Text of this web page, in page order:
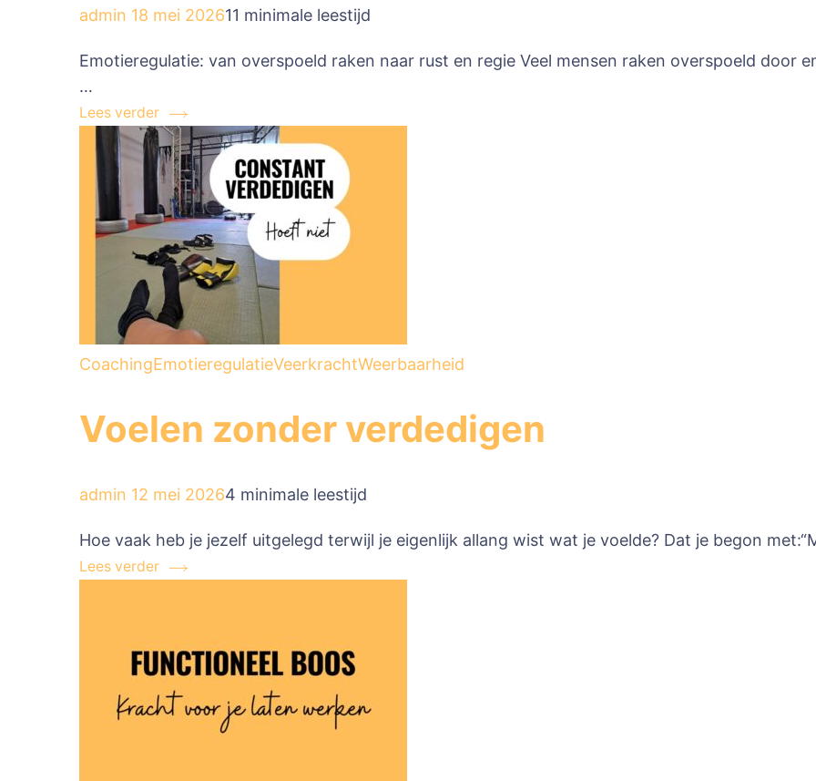
admin 18 mei 202611 minimale leestijd
Emotieregulatie: van overspoeld raken naar rust en regie Veel mensen raken overspoeld door
…
Lees verder
CoachingEmotieregulatieVeerkrachtWeerbaarheid
Voelen zonder verdedigen
admin 12 mei 20264 minimale leestijd
Hoe vaak heb je jezelf uitgelegd terwijl je eigenlijk allang wist wat je voelde? Dat je begon
Lees verder